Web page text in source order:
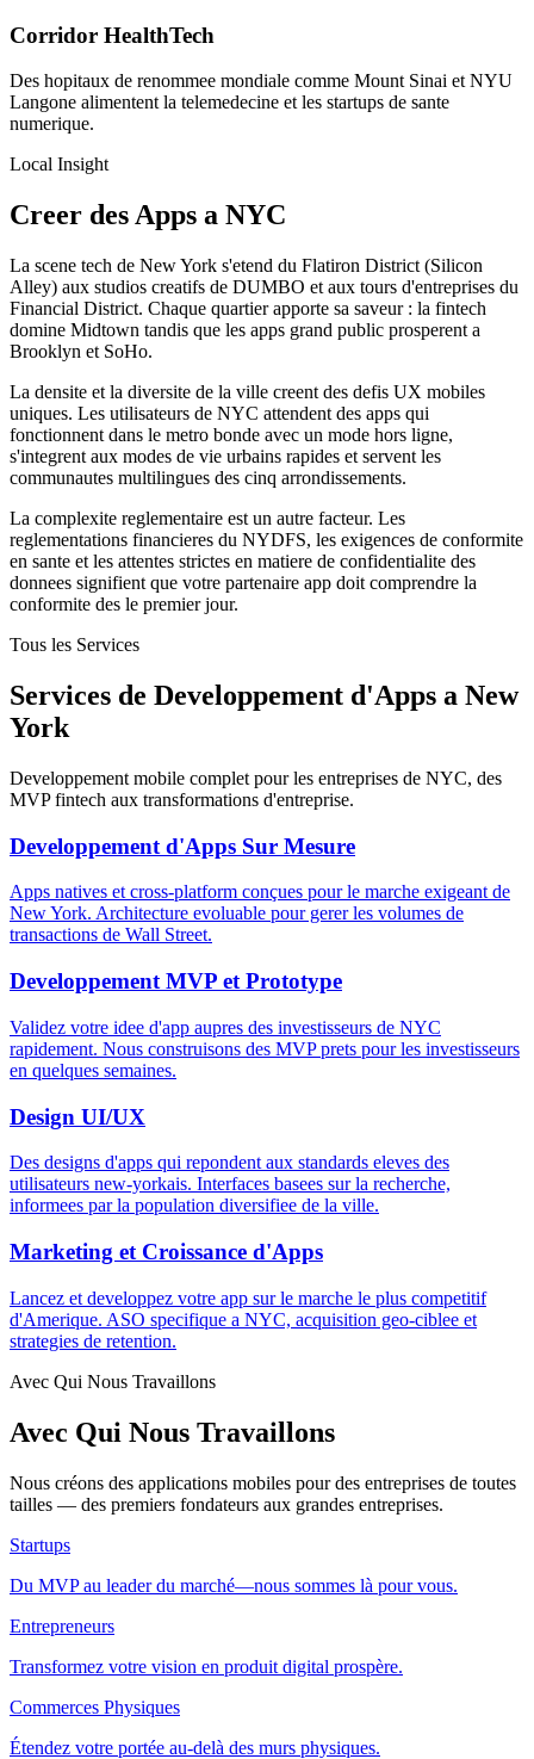
Corridor HealthTech
Des hopitaux de renommee mondiale comme Mount Sinai et NYU
Langone alimentent la telemedecine et les startups de sante
numerique.
Local Insight
Creer des Apps a NYC
La scene tech de New York s'etend du Flatiron District (Silicon
Alley) aux studios creatifs de DUMBO et aux tours d'entreprises du
Financial District. Chaque quartier apporte sa saveur : la fintech
domine Midtown tandis que les apps grand public prosperent a
Brooklyn et SoHo.
La densite et la diversite de la ville creent des defis UX mobiles
uniques. Les utilisateurs de NYC attendent des apps qui
fonctionnent dans le metro bonde avec un mode hors ligne,
s'integrent aux modes de vie urbains rapides et servent les
communautes multilingues des cinq arrondissements.
La complexite reglementaire est un autre facteur. Les
reglementations financieres du NYDFS, les exigences de conformite
en sante et les attentes strictes en matiere de confidentialite des
donnees signifient que votre partenaire app doit comprendre la
conformite des le premier jour.
Tous les Services
Services de Developpement d'Apps a New
York
Developpement mobile complet pour les entreprises de NYC, des
MVP fintech aux transformations d'entreprise.
Developpement d'Apps Sur Mesure
Apps natives et cross-platform conçues pour le marche exigeant de
New York. Architecture evoluable pour gerer les volumes de
transactions de Wall Street.
Developpement MVP et Prototype
Validez votre idee d'app aupres des investisseurs de NYC
rapidement. Nous construisons des MVP prets pour les investisseurs
en quelques semaines.
Design UI/UX
Des designs d'apps qui repondent aux standards eleves des
utilisateurs new-yorkais. Interfaces basees sur la recherche,
informees par la population diversifiee de la ville.
Marketing et Croissance d'Apps
Lancez et developpez votre app sur le marche le plus competitif
d'Amerique. ASO specifique a NYC, acquisition geo-ciblee et
strategies de retention.
Avec Qui Nous Travaillons
Avec Qui Nous Travaillons
Nous créons des applications mobiles pour des entreprises de toutes
tailles — des premiers fondateurs aux grandes entreprises.
Startups
Du MVP au leader du marché—nous sommes là pour vous.
Entrepreneurs
Transformez votre vision en produit digital prospère.
Commerces Physiques
Étendez votre portée au-delà des murs physiques.